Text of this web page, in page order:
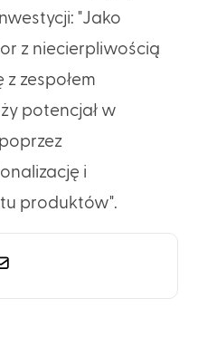
"Jako
z niecierpliwością
zespołem
potencjał w
i
produktów".